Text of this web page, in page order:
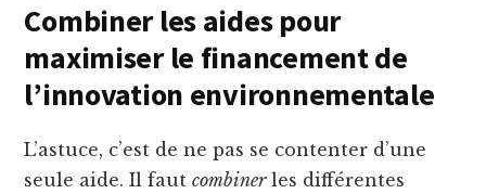
Combiner les aides pour
maximiser le financement de
l’innovation environnementale
L’astuce, c’est de ne pas se contenter d’une
seule aide. Il fautcombinerles différentes